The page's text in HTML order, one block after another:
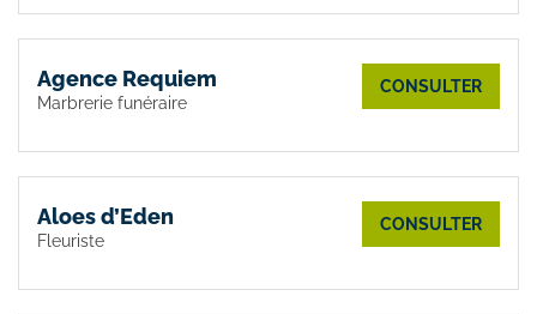
Agence Requiem
Marbrerie funéraire
CONSULTER
Aloes d’Eden
Fleuriste
CONSULTER